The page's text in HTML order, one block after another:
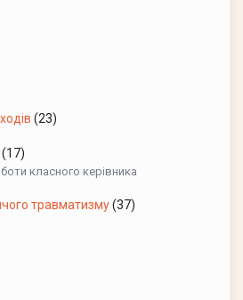
(23)
(17)
класного керівника
травматизму(37)